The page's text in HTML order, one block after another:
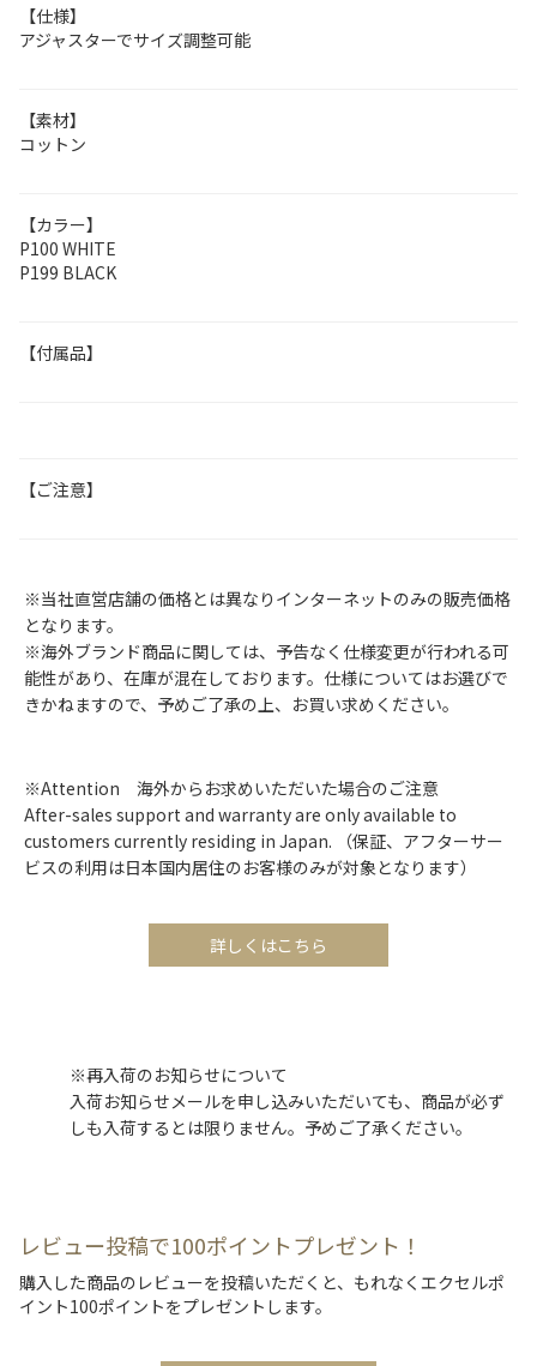
【仕様】
アジャスターでサイズ調整可能
【素材】
コットン
【カラー】
P100 WHITE
P199 BLACK
【付属品】
【ご注意】
※当社直営店舗の価格とは異なりインターネットのみの販売価格
となります。
※海外ブランド商品に関しては、予告なく仕様変更が行われる可
能性があり、在庫が混在しております。仕様についてはお選びで
きかねますので、予めご了承の上、お買い求めください。
※Attention 海外からお求めいただいた場合のご注意
After-sales support and warranty are only available to
customers currently residing in Japan. （保証、アフターサー
ビスの利用は日本国内居住のお客様のみが対象となります）
詳しくはこちら
※再入荷のお知らせについて
入荷お知らせメールを申し込みいただいても、商品が必ず
しも入荷するとは限りません。予めご了承ください。
レビュー投稿で100ポイントプレゼント！
購入した商品のレビューを投稿いただくと、もれなくエクセルポ
イント100ポイントをプレゼントします。